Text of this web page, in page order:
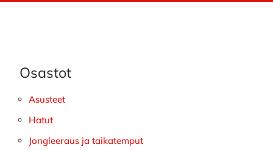
Ensisijainen
sivupalkki
Osastot
Asusteet
Hatut
Jongleeraus ja taikatemput